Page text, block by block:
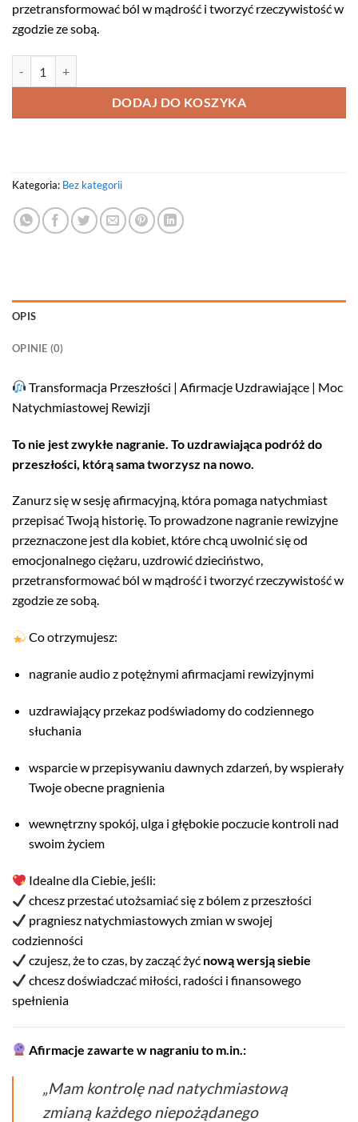
przetransformować ból w mądrość i tworzyć rzeczywistość w
zgodzie ze sobą.
DODAJ DO KOSZYKA
Kategoria: Bez kategorii
OPIS
OPINIE (0)
Transformacja Przeszłości | Afirmacje Uzdrawiające | Moc
Natychmiastowej Rewizji
To nie jest zwykłe nagranie. To uzdrawiająca podróż do
przeszłości, którą sama tworzysz na nowo.
Zanurz się w sesję afirmacyjną, która pomaga natychmiast
przepisać Twoją historię. To prowadzone nagranie rewizyjne
przeznaczone jest dla kobiet, które chcą uwolnić się od
emocjonalnego ciężaru, uzdrowić dzieciństwo,
przetransformować ból w mądrość i tworzyć rzeczywistość w
zgodzie ze sobą.
Co otrzymujesz:
nagranie audio z potężnymi afirmacjami rewizyjnymi
uzdrawiający przekaz podświadomy do codziennego
słuchania
wsparcie w przepisywaniu dawnych zdarzeń, by wspierały
Twoje obecne pragnienia
wewnętrzny spokój, ulga i głębokie poczucie kontroli nad
swoim życiem
Idealne dla Ciebie, jeśli:
chcesz przestać utożsamiać się z bólem z przeszłości
pragniesz natychmiastowych zmian w swojej
codzienności
czujesz, że to czas, by zacząć żyć nową wersją siebie
chcesz doświadczać miłości, radości i finansowego
spełnienia
Afirmacje zawarte w nagraniu to m.in.:
„Mam kontrolę nad natychmiastową
zmianą każdego niepożądanego